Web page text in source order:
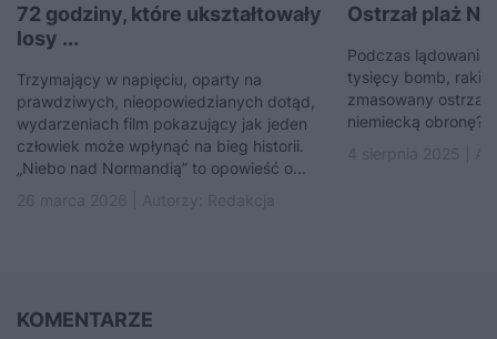
72 godziny, które ukształtowały
losy ...
Trzymający w napięciu, oparty na
prawdziwych, nieopowiedzianych dotąd,
wydarzeniach film pokazujący jak jeden
człowiek może wpłynąć na bieg historii.
„Niebo nad Normandią” to opowieść o...
Ostrzał plaż
Podczas lądowania
tysięcy bomb,
zmasowany ostrzał
niemiecką obronę?
KOMENTARZE